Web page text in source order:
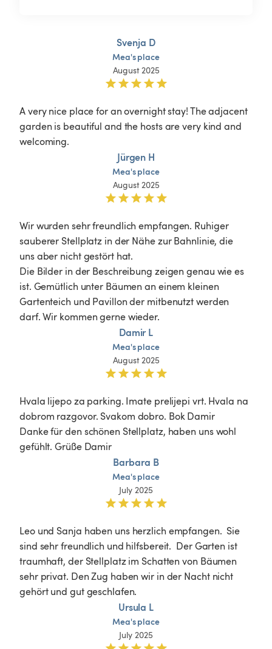
Svenja D
Mea'splace
August 2025
A very nice place for an overnight stay! The adjacent
garden is beautiful and the hosts are very kind and
Jürgen H
Mea'splace
August 2025
Wir wurden sehr freundlich empfangen. Ruhiger
sauberer Stellplatz in der Nähe zur Bahnlinie, die
uns aber nicht gestört hat.
Die Bilder in der Beschreibung zeigen genau wie es
ist. Gemütlich unter Bäumen an einem kleinen
Gartenteich und Pavillon der mitbenutzt werden
darf. Wir kommen gerne wieder.
Damir L
Mea'splace
August 2025
Hvala lijepo za parking. Imate prelijepi vrt. Hvala na
dobrom razgovor. Svakom dobro. Bok Damir
Danke für den schönen Stellplatz, haben uns wohl
gefühlt. Grüße Damir
Barbara B
Mea'splace
July 2025
Leo und Sanja haben uns herzlich empfangen.  Sie
sind sehr freundlich und hilfsbereit.  Der Garten ist
traumhaft, der Stellplatz im Schatten von Bäumen
sehr privat. Den Zug haben wir in der Nacht nicht
gehört und gut geschlafen.
Ursula L
Mea'splace
July 2025